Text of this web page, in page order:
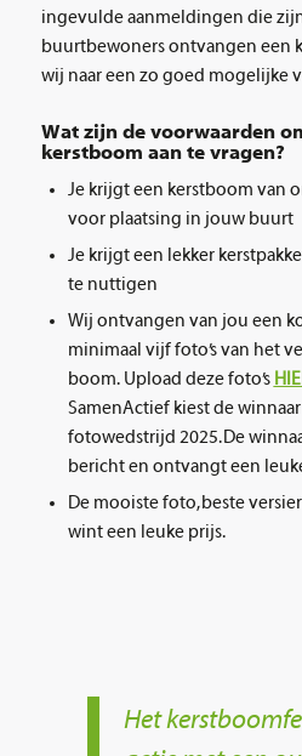
ingevulde aanmeldingen die
buurtbewoners ontvangen een
wij naar een zo goed mogelijke
Wat zijn de voorwaarden
kerstboom aan te vragen?
Je krijgt een kerstboom van
voor plaatsing in jouw buurt
Je krijgt een lekker
te nuttigen
Wij ontvangen van jou een
minimaal vijf foto’s van het
boom. Upload deze foto’s
SamenActief kiest de
fotowedstrijd 2025. De
bericht en ontvangt een
De mooiste foto, beste
wint een leuke prijs.
Het